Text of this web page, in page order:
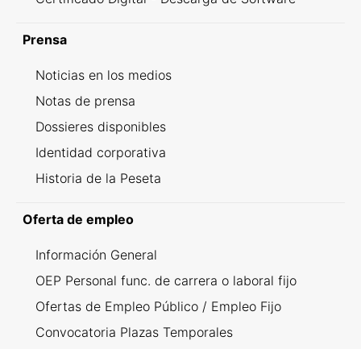
Prensa
Noticias en los medios
Notas de prensa
Dossieres disponibles
Identidad corporativa
Historia de la Peseta
Oferta de empleo
Información General
OEP Personal func. de carrera o laboral fijo
Ofertas de Empleo Público / Empleo Fijo
Convocatoria Plazas Temporales